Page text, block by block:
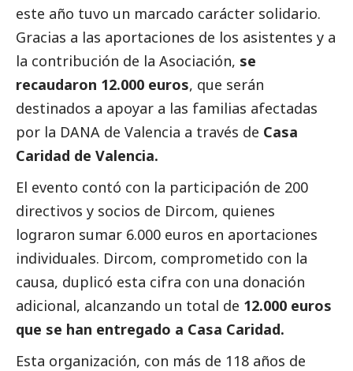
este año tuvo un marcado carácter solidario.
Gracias a las aportaciones de los asistentes y a
la contribución de la Asociación, se
recaudaron 12.000 euros, que serán
destinados a apoyar a las familias afectadas
por la DANA de Valencia a través de Casa
Caridad de Valencia.
El evento contó con la participación de 200
directivos y socios de Dircom, quienes
lograron sumar 6.000 euros en aportaciones
individuales. Dircom, comprometido con la
causa, duplicó esta cifra con una donación
adicional, alcanzando un total de 12.000 euros
que se han entregado a Casa Caridad.
Esta organización, con más de 118 años de